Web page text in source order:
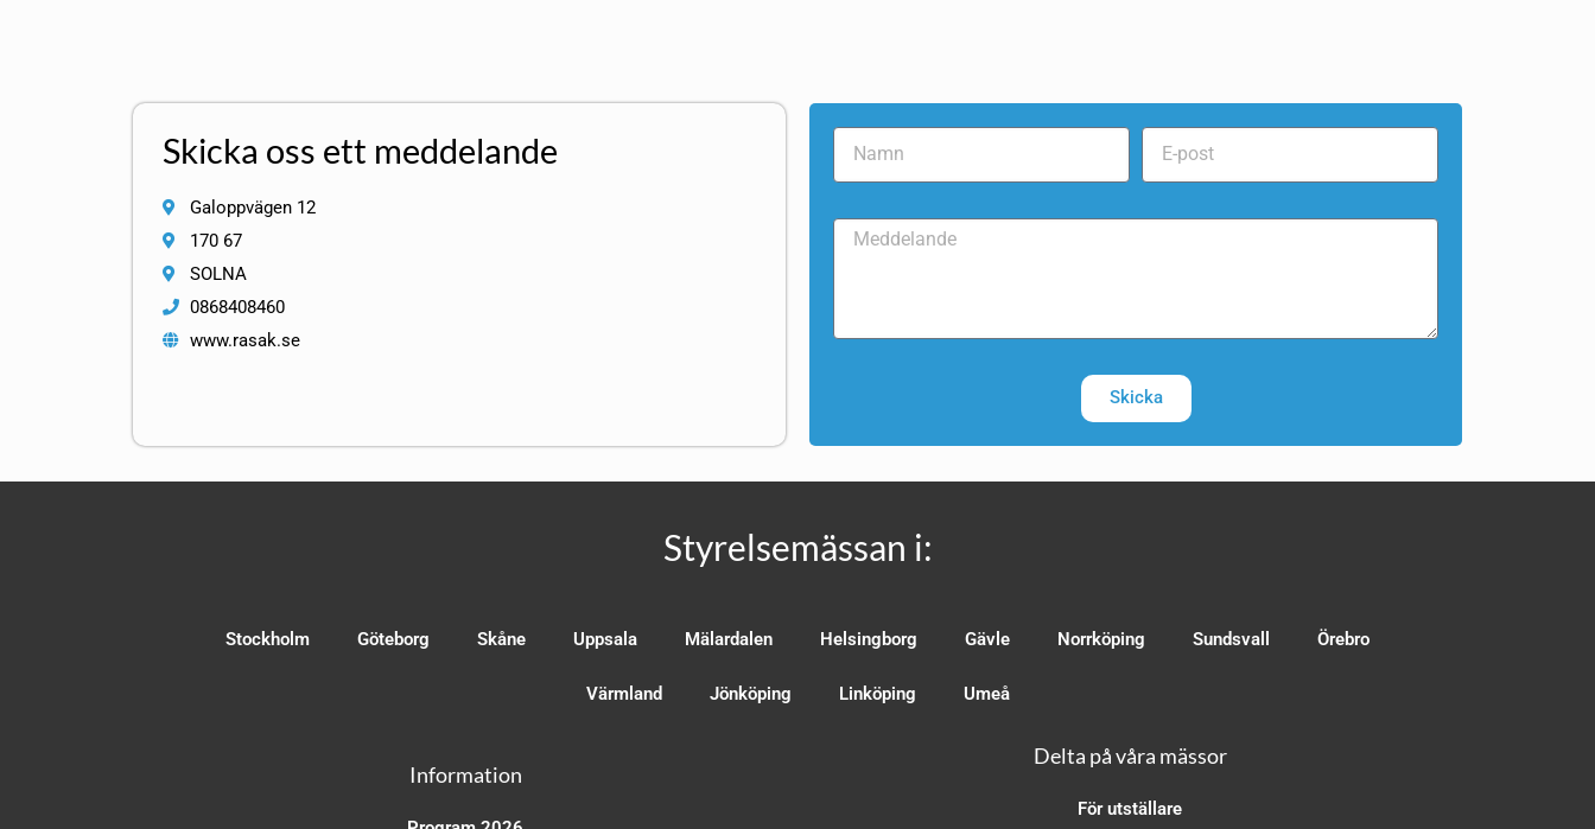
Skicka oss ett meddelande
Galoppvägen 12
170 67
SOLNA
0868408460
www.rasak.se
Skicka
Styrelsemässan i:
Stockholm Göteborg Skåne Uppsala Mälardalen Helsingborg Gävle Norrköping Sundsvall Örebro
Värmland Jönköping Linköping Umeå
Information
Delta på våra mässor
För utställare